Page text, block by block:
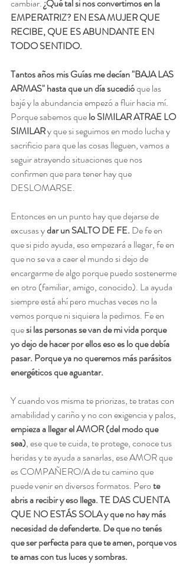
cambiar. ¿Qué tal si nos convertimos en la
EMPERATRIZ? EN ESA MUJER QUE
RECIBE, QUE ES ABUNDANTE EN
TODO SENTIDO.
Tantos años mis Guías me decían "BAJA LAS
ARMAS" hasta que un día sucedió que las
bajé y la abundancia empezó a fluir hacia mí.
Porque sabemos que lo SIMILAR ATRAE LO
SIMILAR y que si seguimos en modo lucha y
sacrificio para que las cosas lleguen, vamos a
seguir atrayendo situaciones que nos
confirmen que para tener hay que
DESLOMARSE.
Entonces en un punto hay que dejarse de
excusas y dar un SALTO DE FE. De fe en
que si pido ayuda, eso empezará a llegar, fe en
que no se va a caer el mundo si dejo de
encargarme de algo porque puedo sostenerme
en otro (familiar, amigo, conocido). La ayuda
siempre está ahí pero muchas veces no la
vemos porque ni siquiera la pedimos. Fe en
que si las personas se van de mi vida porque
yo dejo de hacer por ellos eso es lo que debía
pasar. Porque ya no queremos más parásitos
energéticos que aguantar.
Y cuando vos misma te priorizas, te tratas con
amabilidad y cariño y no con exigencia y palos,
empieza a llegar el AMOR (del modo que
sea), ese que te cuida, te protege, conoce tus
heridas y te ayuda a sanarlas, ese AMOR que
es COMPAÑERO/A de tu camino que
puede venir en diversos formatos. Pero te
abris a recibir y eso llega. TE DAS CUENTA
QUE NO ESTÁS SOLA y que no hay más
necesidad de defenderte. De que no tenés
que ser perfecta para que te amen, porque vos
te amas con tus luces y sombras.